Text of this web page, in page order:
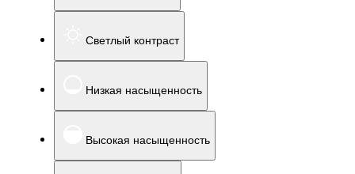
Светлый контраст
Низкая насыщенность
Высокая насыщенность